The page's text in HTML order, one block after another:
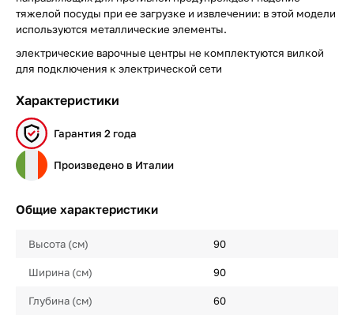
тяжелой посуды при ее загрузке и извлечении: в этой модели
используются металлические элементы.
электрические варочные центры не комплектуются вилкой
для подключения к электрической сети
Характеристики
Гарантия 2 года
Произведено в Италии
Общие характеристики
Высота (см) 90
Ширина (см) 90
Глубина (см) 60